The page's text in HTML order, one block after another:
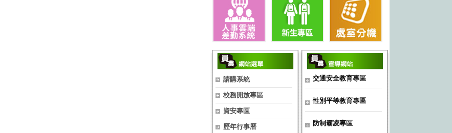
請購系統
校務開放專區
資安專區
歷年行事曆
交通安全教育專區
性別平等教育專區
防制霸凌專區